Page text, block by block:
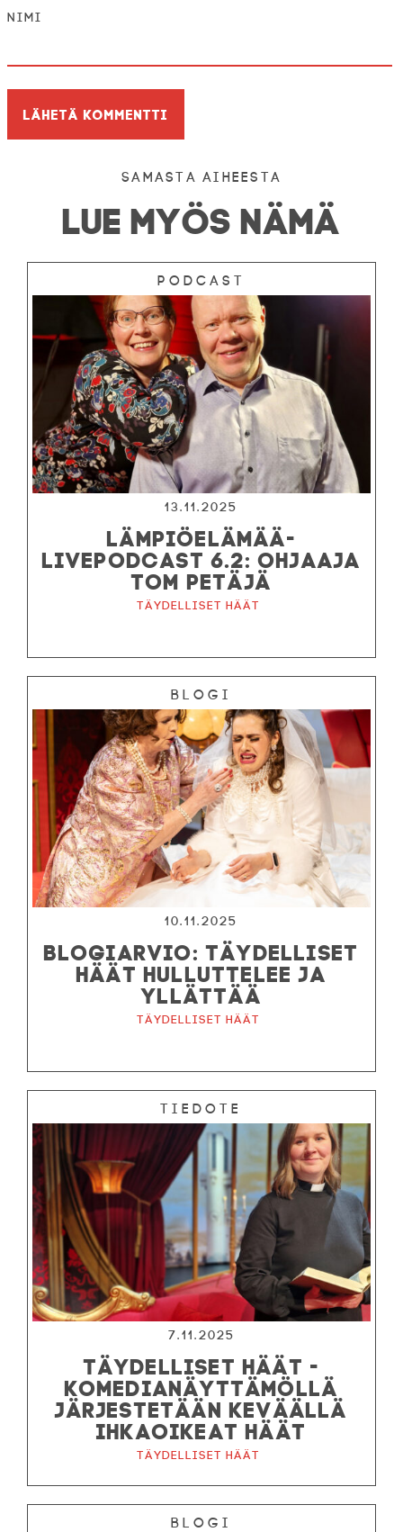
Nimi
Samasta aiheesta
LUE MYÖS NÄMÄ
Podcast
13.11.2025
LÄMPIÖELÄMÄÄ-
LIVEPODCAST 6.2: OHJAAJA
TOM PETÄJÄ
Täydelliset häät
Blogi
10.11.2025
BLOGIARVIO: TÄYDELLISET
HÄÄT HULLUTTELEE JA
YLLÄTTÄÄ
Täydelliset häät
Tiedote
7.11.2025
TÄYDELLISET HÄÄT -
KOMEDIANÄYTTÄMÖLLÄ
JÄRJESTETÄÄN KEVÄÄLLÄ
IHKAOIKEAT HÄÄT
Täydelliset häät
Blogi